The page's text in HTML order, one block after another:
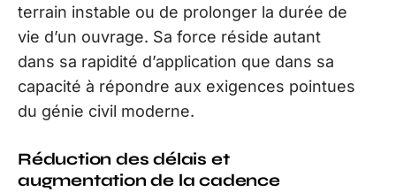
terrain instable ou de prolonger la durée de
vie d’un ouvrage. Sa force réside autant
dans sa rapidité d’application que dans sa
capacité à répondre aux exigences pointues
du génie civil moderne.
Réduction des délais et
augmentation de la cadence